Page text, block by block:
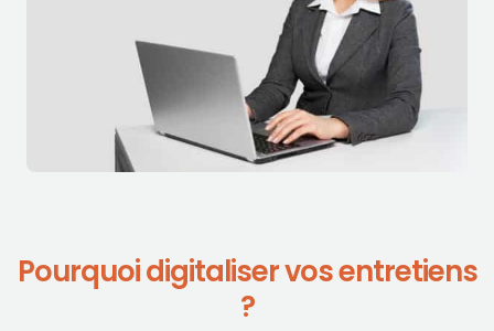
Pourquoi digitaliser vos entretiens
?